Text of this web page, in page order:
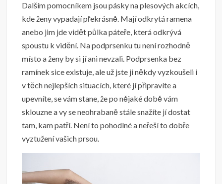
Dalším pomocníkem jsou pásky na plesových akcích,
kde ženy vypadají překrásně. Mají odkrytá ramena
anebo jim jde vidět půlka páteře, která odkrývá
spoustu k vidění. Na podprsenku tu není rozhodně
místo a ženy by si jí ani nevzali. Podprsenka bez
ramínek sice existuje, ale už jste ji někdy vyzkoušeli i
v těch nejlepších situacích, které jí připravíte a
upevníte, se vám stane, že po nějaké době vám
sklouzne a vy se neohrabaně stále snažíte jí dostat
tam, kam patří. Není to pohodlné a neřeší to dobře
vyztužení vašich prsou.